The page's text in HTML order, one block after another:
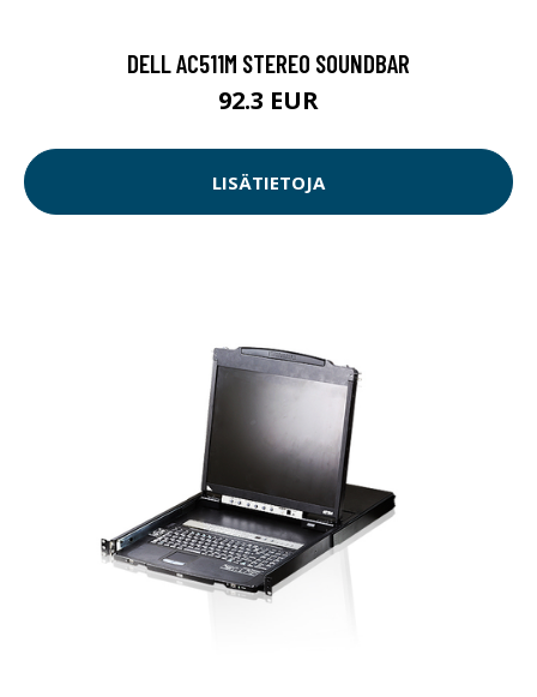
DELL AC511M STEREO SOUNDBAR
92.3 EUR
LISÄTIETOJA